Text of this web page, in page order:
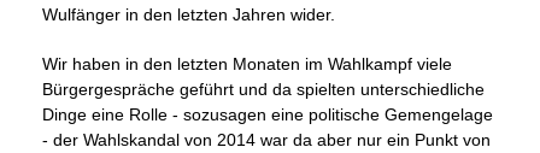
Wulfänger in den letzten Jahren wider.
Wir haben in den letzten Monaten im Wahlkampf viele
Bürgergespräche geführt und da spielten unterschiedliche
Dinge eine Rolle - sozusagen eine politische Gemengelage
- der Wahlskandal von 2014 war da aber nur ein Punkt von